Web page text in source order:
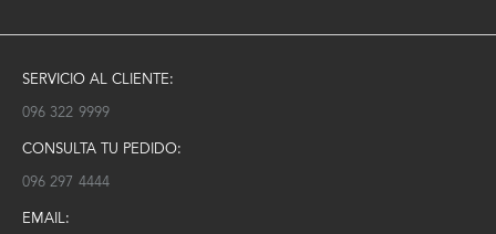
SERVICIO AL CLIENTE:
096 322 9999
CONSULTA TU PEDIDO:
096 297 4444
EMAIL: